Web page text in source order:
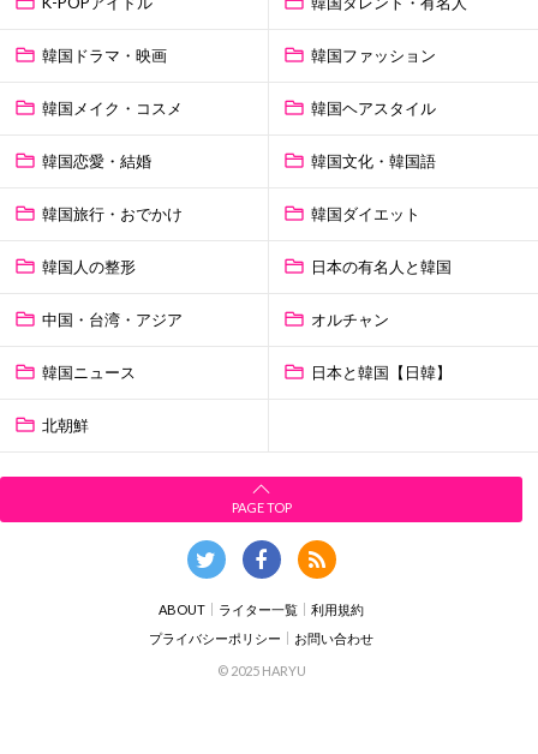
韓国ドラマ・映画 韓国ファッション
韓国メイク・コスメ 韓国ヘアスタイル
韓国恋愛・結婚 韓国文化・韓国語
韓国旅行・おでかけ 韓国ダイエット
韓国人の整形 日本の有名人と韓国
中国・台湾・アジア オルチャン
韓国ニュース 日本と韓国【日韓】
北朝鮮
PAGE TOP
ABOUT ライター一覧
利用規約
プライバシーポリシー
お問い合わせ
© 2025 HARYU